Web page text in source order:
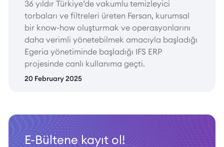
36 yıldır Türkiye’de vakumlu temizleyici
torbaları ve filtreleri üreten Fersan, kurumsal
bir know-how oluşturmak ve operasyonlarını
daha verimli yönetebilmek amacıyla başladığı
Egeria yönetiminde başladığı IFS ERP
projesinde canlı kullanıma geçti.
20 February 2025
E-Bültene kayıt ol!